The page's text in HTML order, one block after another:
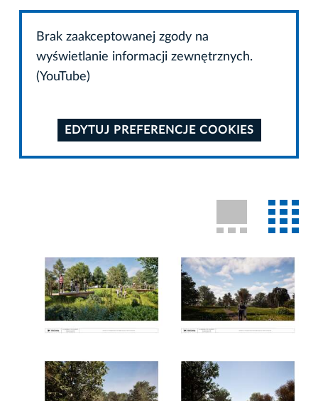
Brak zaakceptowanej zgody na
wyświetlanie informacji zewnętrznych.
(YouTube)
EDYTUJ PREFERENCJE COOKIES